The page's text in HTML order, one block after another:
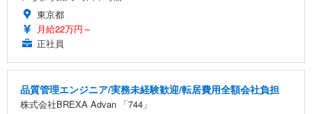
東京都
月給22万円～
正社員
品質管理エンジニア/実務未経験歓迎/転居費用全額会社負担
株式会社BREXA Advan 「744」